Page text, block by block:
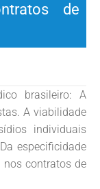
de
brasileiro: A
A viabilidade
individuais
especificidade
nos contratos de